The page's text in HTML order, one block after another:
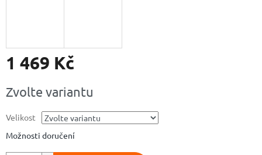
1 469 Kč
cena:
Zvolte variantu
Velikost
Možnosti doručení